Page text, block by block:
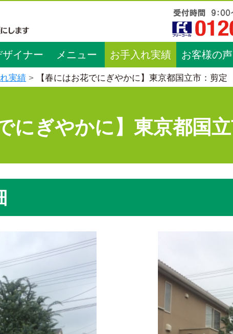
ザイナー メニュー お手入れ実績 お客様の声
実績 【春にはお花でにぎやかに】東京都国立市：剪定
にぎやかに】東京都国